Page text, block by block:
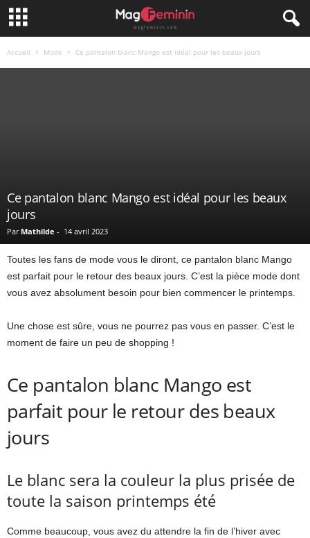
Accueil Mode Ce pantalon blanc Mango est idéal pour les beaux jours
Ce pantalon blanc Mango est idéal pour les beaux
jours
Par Mathilde - 14 avril 2023
Toutes les fans de mode vous le diront, ce pantalon blanc Mango
est parfait pour le retour des beaux jours. C’est la pièce mode dont
vous avez absolument besoin pour bien commencer le printemps.
Une chose est sûre, vous ne pourrez pas vous en passer. C’est le
moment de faire un peu de shopping !
Ce pantalon blanc Mango est
parfait pour le retour des beaux
jours
Le blanc sera la couleur la plus prisée de
toute la saison printemps été
Comme beaucoup, vous avez du attendre la fin de l’hiver avec